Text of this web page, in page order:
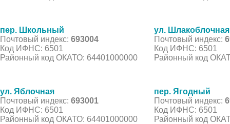
пер. Школьный
Почтовый индекс: 693004
Код ИФНС: 6501
Районный код ОКАТО: 64401000000
ул. Шлакоблочная
Почтовый индекс:
Код ИФНС: 6501
Районный код
ул. Яблочная
Почтовый индекс: 693001
Код ИФНС: 6501
Районный код ОКАТО: 64401000000
пер. Ягодный
Почтовый индекс:
Код ИФНС: 6501
Районный код